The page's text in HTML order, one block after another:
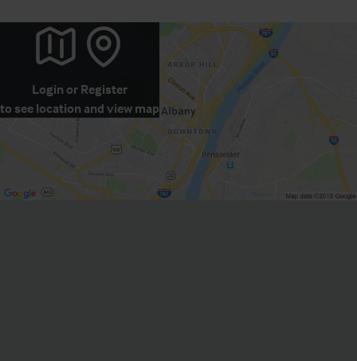
Login or Register
to see location and view map